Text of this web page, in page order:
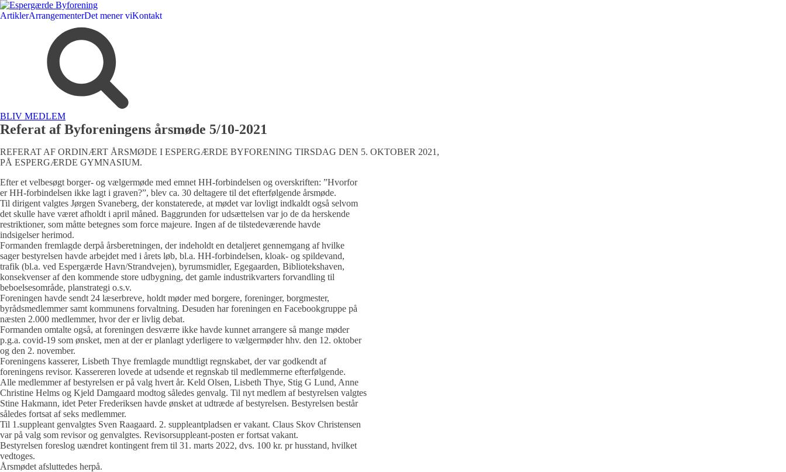
ArtiklerArrangementerDet mener viKontakt
BLIV MEDLEM
Referat af Byforeningens årsmøde 5/10-2021
REFERAT AF ORDINÆRT ÅRSMØDE I ESPERGÆRDE BYFORENING TIRSDAG DEN 5. OKTOBER 2021,
PÅ ESPERGÆRDE GYMNASIUM.
Efter et velbesøgt borger- og vælgermøde med emnet HH-forbindelsen og overskriften: ”Hvorfor
er HH-forbindelsen ikke lagt i graven?”, blev ca. 30 deltagere til det efterfølgende årsmøde.
Til dirigent valgtes Jørgen Svaneberg, der konstaterede, at mødet var lovligt indkaldt også selvom
det skulle have været afholdt i april måned. Baggrunden for udsættelsen var jo de da herskende
restriktioner, som måtte betegnes som force majeure. Ingen af de tilstedeværende havde
indsigelser herimod.
Formanden fremlagde derpå årsberetningen, der indeholdt en detaljeret gennemgang af hvilke
sager bestyrelsen havde arbejdet med i årets løb, bl.a. HH-forbindelsen, kloak- og spildevand,
trafik (bl.a. ved Espergærde Havn/Strandvejen), byrumsmidler, Egegaarden, Bibliotekshaven,
konsekvenser af den kommende store udbygning, det gamle industrikvarters forvandling til
beboelsesområde, planstrategi o.s.v.
Foreningen havde sendt 24 læserbreve, holdt møder med borgere, foreninger, borgmester,
byrådsmedlemmer samt kommunens forvaltning. Desuden har foreningen en Facebookgruppe på
næsten 2.000 medlemmer, hvor der er livlig debat.
Formanden omtalte også, at foreningen desværre ikke havde kunnet arrangere så mange møder
p.g.a. covid-19 som ønsket, men at der er planlagt yderligere to vælgermøder hhv. den 12. oktober
og den 2. november.
Foreningens kasserer, Lisbeth Thye fremlagde mundtligt regnskabet, der var godkendt af
foreningens revisor. Kassereren lovede at udsende et regnskab til medlemmerne efterfølgende.
Alle medlemmer af bestyrelsen er på valg hvert år. Keld Olsen, Lisbeth Thye, Stig G Lund, Anne
Christine Helms og Kjeld Damgaard modtog således genvalg. Til nyt medlem af bestyrelsen valgtes
Stine Hakmann, idet Peter Frederiksen havde ønsket at udtræde af bestyrelsen. Bestyrelsen består
således fortsat af seks medlemmer.
Til 1.suppleant genvalgtes Sven Raagaard. 2. suppleantpladsen er vakant. Claus Skov Christensen
var på valg som revisor og genvalgtes. Revisorsuppleant-posten er fortsat vakant.
Bestyrelsen foreslog uændret kontingent frem til 31. marts 2022, dvs. 100 kr. pr husstand, hvilket
vedtoges.
Årsmødet afsluttedes herpå.